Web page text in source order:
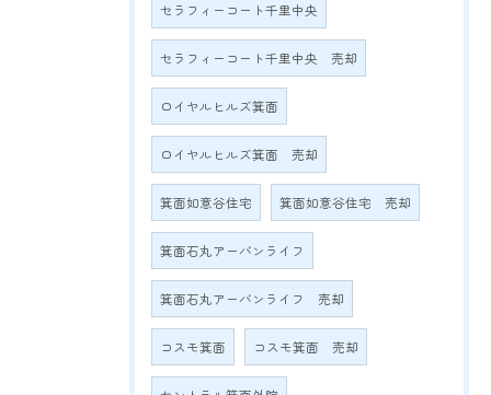
セラフィーコート千里中央
セラフィーコート千里中央 売却
ロイヤルヒルズ箕面
ロイヤルヒルズ箕面 売却
箕面如意谷住宅 箕面如意谷住宅 売却
箕面石丸アーバンライフ
箕面石丸アーバンライフ 売却
コスモ箕面 コスモ箕面 売却